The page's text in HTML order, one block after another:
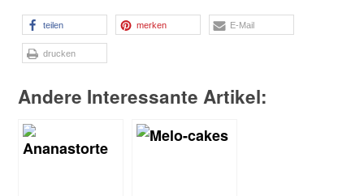
teilen merken E-Mail
drucken
Andere Interessante Artikel: